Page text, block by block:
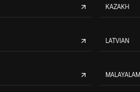
KAZAKH
LATVIAN
MALAYALAM